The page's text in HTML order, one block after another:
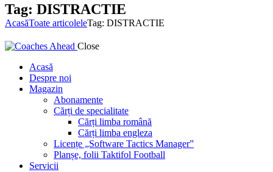
Tag: DISTRACTIE
AcasăToate articoleleTag: DISTRACTIE
Close
Acasă
Despre noi
Magazin
Abonamente
Cărți de specialitate
Cărți limba română
Cărți limba engleza
Licențe „Software Tactics Manager”
Planșe, folii Taktifol Football
Servicii